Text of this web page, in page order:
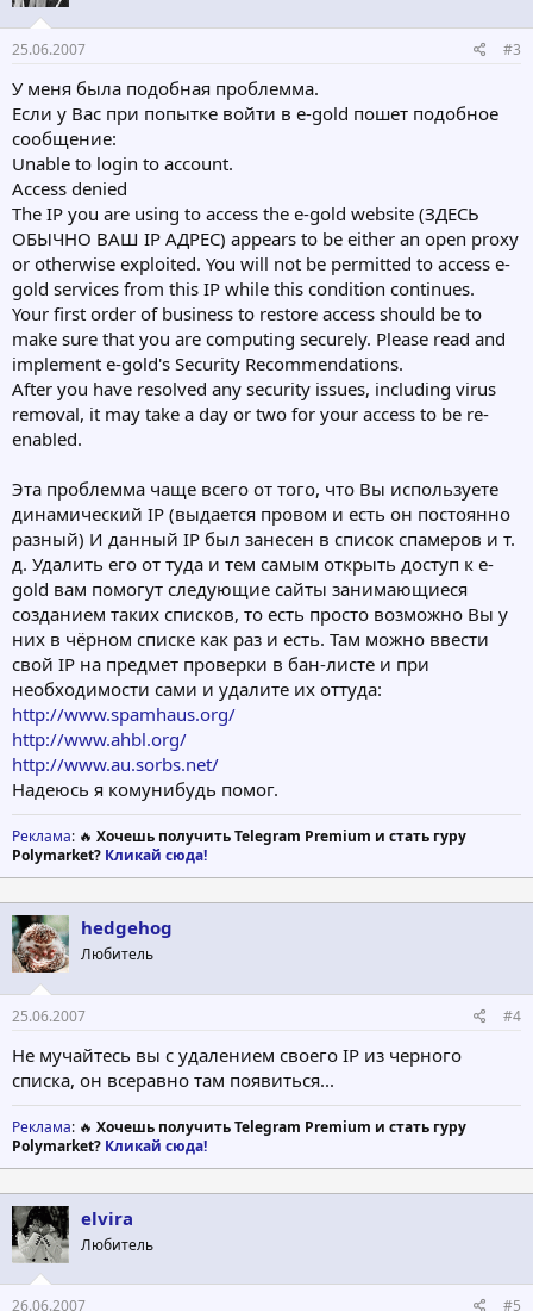
25.06.2007 #3
У меня была подобная проблемма.
Если у Вас при попытке войти в e-gold пошет подобное
сообщение:
Unable to login to account.
Access denied
The IP you are using to access the e-gold website (ЗДЕСЬ
ОБЫЧНО ВАШ IP АДРЕС) appears to be either an open proxy
or otherwise exploited. You will not be permitted to access e-
gold services from this IP while this condition continues.
Your first order of business to restore access should be to
make sure that you are computing securely. Please read and
implement e-gold's Security Recommendations.
After you have resolved any security issues, including virus
removal, it may take a day or two for your access to be re-
enabled.
Эта проблемма чаще всего от того, что Вы используете
динамический IP (выдается провом и есть он постоянно
разный) И данный IP был занесен в список спамеров и т.
д. Удалить его от туда и тем самым открыть доступ к e-
gold вам помогут следующие сайты занимающиеся
созданием таких списков, то есть просто возможно Вы у
них в чёрном списке как раз и есть. Там можно ввести
свой IP на предмет проверки в бан-листе и при
необходимости сами и удалите их оттуда:
http://www.spamhaus.org/
http://www.ahbl.org/
http://www.au.sorbs.net/
Надеюсь я комунибудь помог.
Реклама: 🔥 Хочешь получить Telegram Premium и стать гуру
Polymarket? Кликай сюда!
hedgehog
Любитель
25.06.2007 #4
Не мучайтесь вы с удалением своего IP из черного
списка, он всеравно там появиться...
Реклама: 🔥 Хочешь получить Telegram Premium и стать гуру
Polymarket? Кликай сюда!
elvira
Любитель
26.06.2007 #5